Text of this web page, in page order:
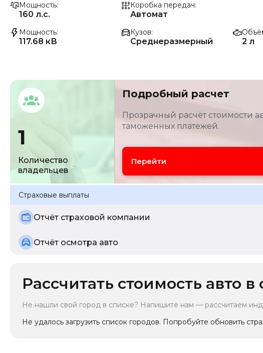
Мощность
160 л.с.
Коробка передач
Автомат
Мощность
117.68 кВ
Кузов
Среднеразмерный 2 л
1
Количество
владельцев
Подробный расчет
Прозрачный расчёт стоимости
таможенных платежей.
Перейти
Страховые выплаты
Отчёт страховой компании
Отчёт осмотра авто
Рассчитать стоимость авто
Не нашли свой город в списке? Напишите нам — рассчитаем
Не удалось загрузить список городов. Попробуйте обновить